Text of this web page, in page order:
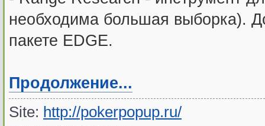
необходима большая выборка).
пакете EDGE.
Продолжение...
Site: http://pokerpopup.ru/